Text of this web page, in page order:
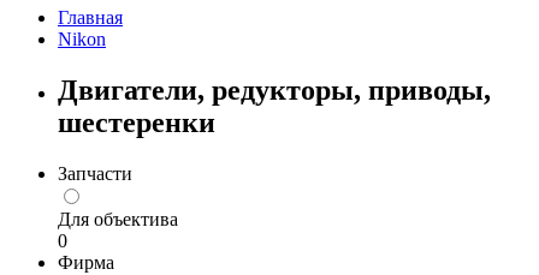
Главная
Nikon
Двигатели, редукторы, приводы,
шестеренки
Запчасти
Для объектива
0
Фирма